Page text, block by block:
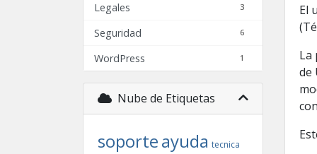
3
Legales
6
Seguridad
1
WordPress
Nube de Etiquetas
soporteayuda tecnica
El
La
de